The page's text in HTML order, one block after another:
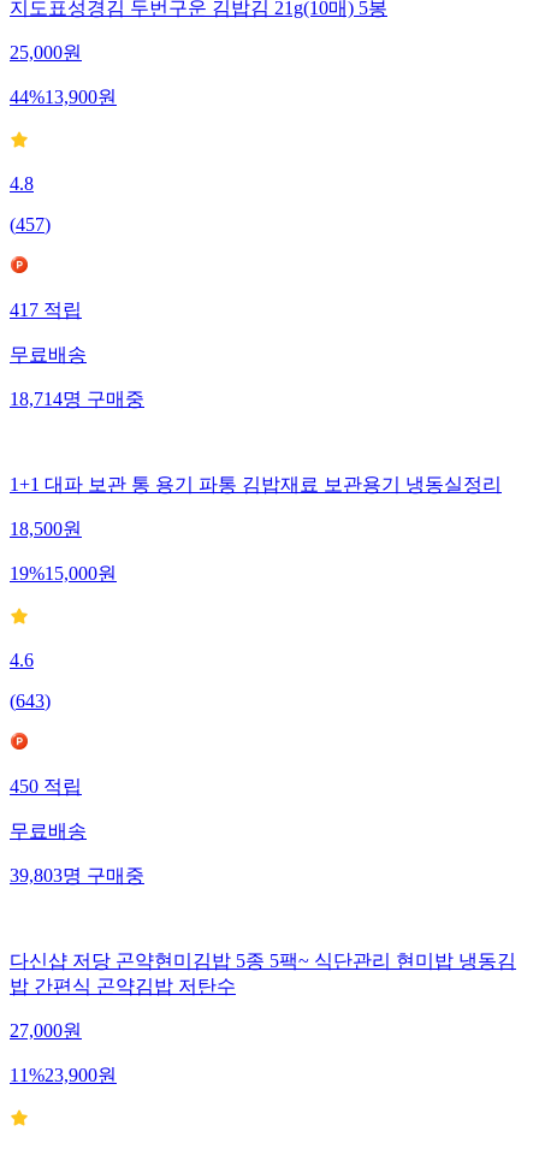
지도표성경김 두번구운 김밥김 21g(10매) 5봉
25,000원
44%13,900원
4.8
(457)
417적립
무료배송
18,714명구매중
1+1 대파 보관 통 용기 파통 김밥재료 보관용기 냉동실정리
18,500원
19%15,000원
4.6
(643)
450적립
무료배송
39,803명구매중
다신샵 저당 곤약현미김밥 5종 5팩~ 식단관리 현미밥 냉동김
밥 간편식 곤약김밥 저탄수
27,000원
11%23,900원